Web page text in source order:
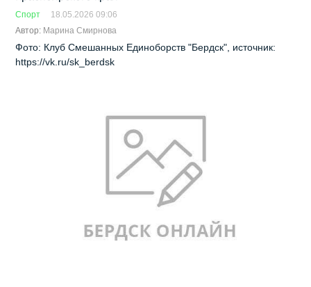
Спорт
18.05.2026 09:06
Автор: Марина Смирнова
Фото: Клуб Смешанных Единоборств "Бердск", источник:
https://vk.ru/sk_berdsk